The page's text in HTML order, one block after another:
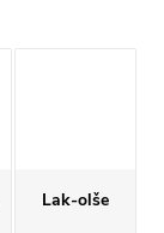
Lak-olše